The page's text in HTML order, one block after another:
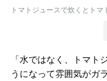
トマトジュースで炊くとトマ
「水ではなく、トマト
うになって雰囲気がガ